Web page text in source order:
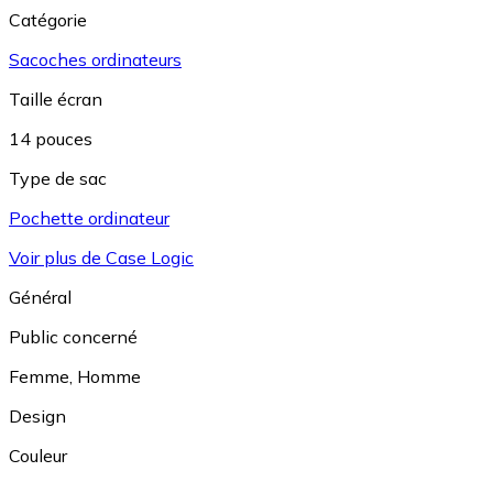
Catégorie
Sacoches ordinateurs
Taille écran
14 pouces
Type de sac
Pochette ordinateur
Voir plus de Case Logic
Général
Public concerné
Femme Homme
Design
Couleur